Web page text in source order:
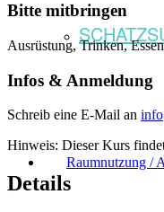
Raumnutzung /
Bitte mitbringen
Ausrüstung, Trinken,
Infos & Anmeldung
Schreib eine E-Mail an
Hinweis: Dieser Kurs
Details